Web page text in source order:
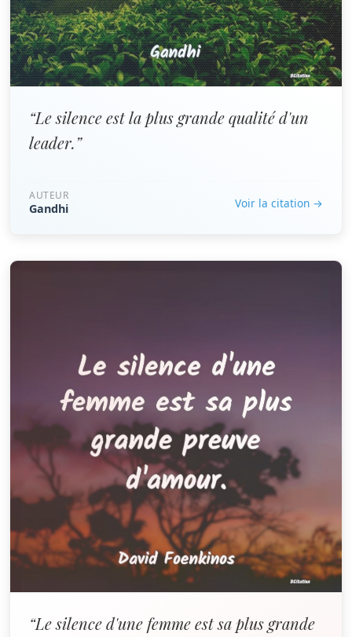
“Le silence est la plus grande qualité d'un
leader.”
AUTEUR
Gandhi Voir la citation →
“Le silence d'une femme est sa plus grande